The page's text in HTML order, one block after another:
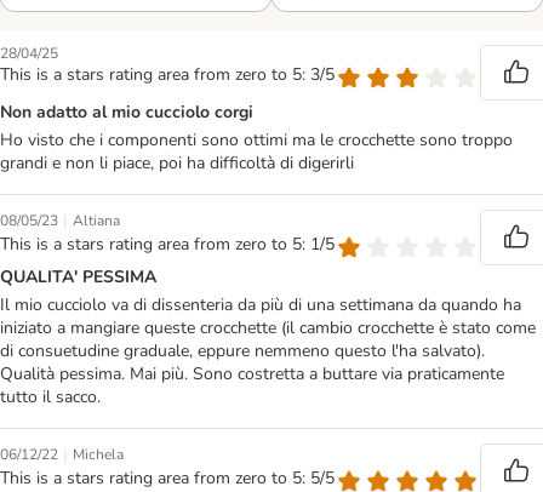
28/04/25
This is a stars rating area from zero to 5: 3/5
Non adatto al mio cucciolo corgi
Ho visto che i componenti sono ottimi ma le crocchette sono troppo
grandi e non li piace, poi ha difficoltà di digerirli
08/05/23 | Altiana
This is a stars rating area from zero to 5: 1/5
QUALITA' PESSIMA
Il mio cucciolo va di dissenteria da più di una settimana da quando ha
iniziato a mangiare queste crocchette (il cambio crocchette è stato come
di consuetudine graduale, eppure nemmeno questo l'ha salvato).
Qualità pessima. Mai più. Sono costretta a buttare via praticamente
tutto il sacco.
06/12/22 | Michela
This is a stars rating area from zero to 5: 5/5